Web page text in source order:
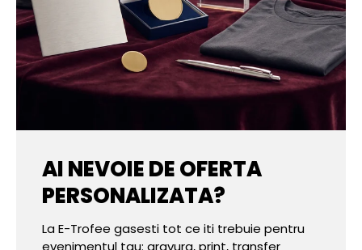
AI NEVOIE DE OFERTA
PERSONALIZATA?
La E-Trofee gasesti tot ce iti trebuie pentru
evenimentul tau: gravura, print, transfer